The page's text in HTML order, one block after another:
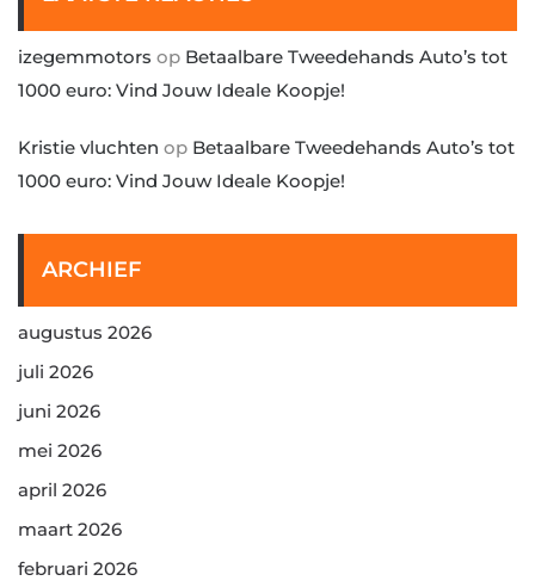
izegemmotors op Betaalbare Tweedehands Auto’s tot
1000 euro: Vind Jouw Ideale Koopje!
Kristie vluchten op Betaalbare Tweedehands Auto’s tot
1000 euro: Vind Jouw Ideale Koopje!
ARCHIEF
augustus 2026
juli 2026
juni 2026
mei 2026
april 2026
maart 2026
februari 2026